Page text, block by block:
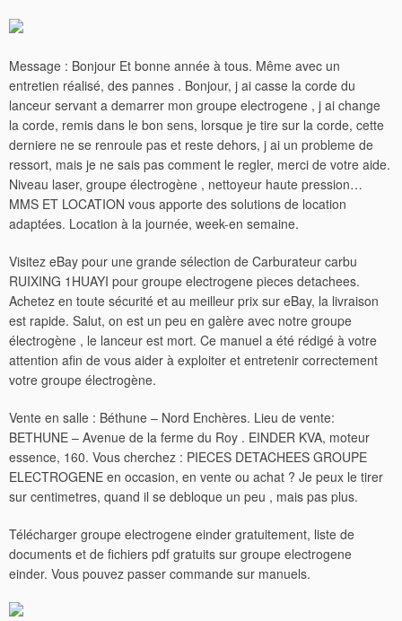
Message : Bonjour Et bonne année à tous. Même avec un
entretien réalisé, des pannes . Bonjour, j ai casse la corde du
lanceur servant a demarrer mon groupe electrogene , j ai change
la corde, remis dans le bon sens, lorsque je tire sur la corde, cette
derniere ne se renroule pas et reste dehors, j ai un probleme de
ressort, mais je ne sais pas comment le regler, merci de votre aide.
Niveau laser, groupe électrogène , nettoyeur haute pression…
MMS ET LOCATION vous apporte des solutions de location
adaptées. Location à la journée, week-en semaine.
Visitez eBay pour une grande sélection de Carburateur carbu
RUIXING 1HUAYI pour groupe electrogene pieces detachees.
Achetez en toute sécurité et au meilleur prix sur eBay, la livraison
est rapide. Salut, on est un peu en galère avec notre groupe
électrogène , le lanceur est mort. Ce manuel a été rédigé à votre
attention afin de vous aider à exploiter et entretenir correctement
votre groupe électrogène.
Vente en salle : Béthune – Nord Enchères. Lieu de vente:
BETHUNE – Avenue de la ferme du Roy . EINDER KVA, moteur
essence, 160. Vous cherchez : PIECES DETACHEES GROUPE
ELECTROGENE en occasion, en vente ou achat ? Je peux le tirer
sur centimetres, quand il se debloque un peu , mais pas plus.
Télécharger groupe electrogene einder gratuitement, liste de
documents et de fichiers pdf gratuits sur groupe electrogene
einder. Vous pouvez passer commande sur manuels.